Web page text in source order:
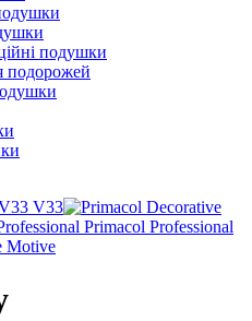
подушки
подорожей
V33
Primacol Professional
Motive